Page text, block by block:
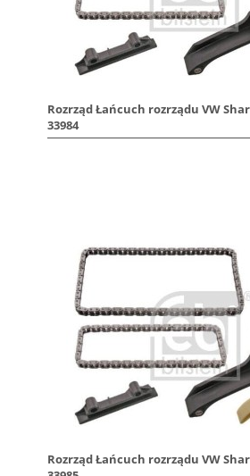
Rozrząd Łańcuch rozrządu VW
33984
Rozrząd Łańcuch rozrządu VW